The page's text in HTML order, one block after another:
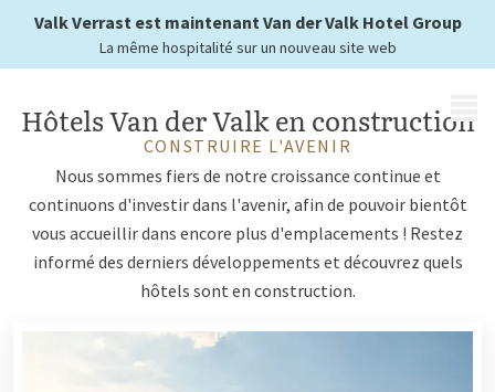
Valk Verrast est maintenant Van der Valk Hotel Group
La même hospitalité sur un nouveau site web
Hôtels Van der Valk en construction
CONSTRUIRE L'AVENIR
Nous sommes fiers de notre croissance continue et
continuons d'investir dans l'avenir, afin de pouvoir bientôt
vous accueillir dans encore plus d'emplacements ! Restez
informé des derniers développements et découvrez quels
hôtels sont en construction.